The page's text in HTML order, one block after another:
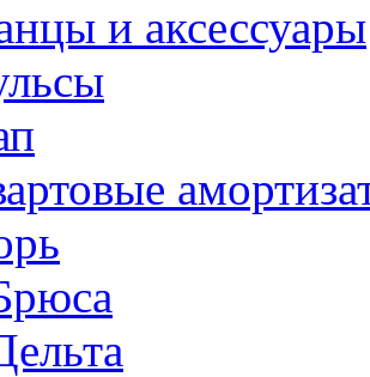
и аксессуары